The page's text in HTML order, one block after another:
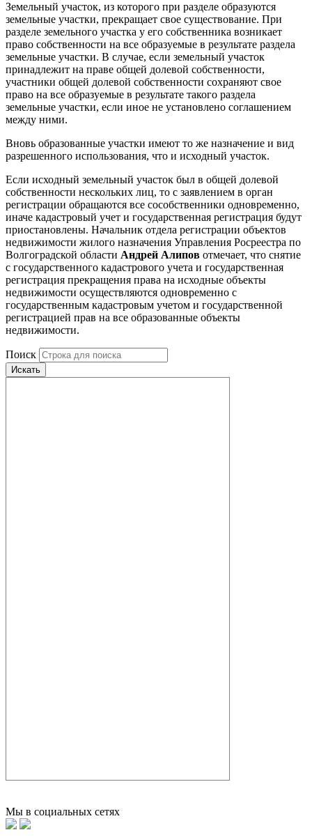
Земельный участок, из которого при разделе образуются
земельные участки, прекращает свое существование. При
разделе земельного участка у его собственника возникает
право собственности на все образуемые в результате раздела
земельные участки. В случае, если земельный участок
принадлежит на праве общей долевой собственности,
участники общей долевой собственности сохраняют свое
право на все образуемые в результате такого раздела
земельные участки, если иное не установлено соглашением
между ними.
Вновь образованные участки имеют то же назначение и вид
разрешенного использования, что и исходный участок.
Если исходный земельный участок был в общей долевой
собственности нескольких лиц, то с заявлением в орган
регистрации обращаются все сособственники одновременно,
иначе кадастровый учет и государственная регистрация будут
приостановлены. Начальник отдела регистрации объектов
недвижимости жилого назначения Управления Росреестра по
Волгоградской области Андрей Алипов отмечает, что снятие
с государственного кадастрового учета и государственная
регистрация прекращения права на исходные объекты
недвижимости осуществляются одновременно с
государственным кадастровым учетом и государственной
регистрацией прав на все образованные объекты
недвижимости.
Поиск
Искать
Мы в социальных сетях